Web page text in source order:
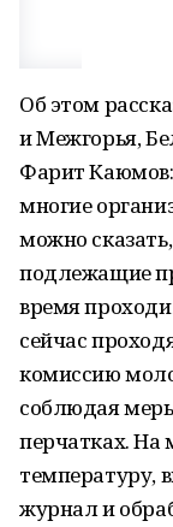
Об этом
и Межгорья,
Фарит
многие
можно
подлежащие
время
сейчас
комиссию
соблюдая меры
перчатках. На
температуру,
журнал и